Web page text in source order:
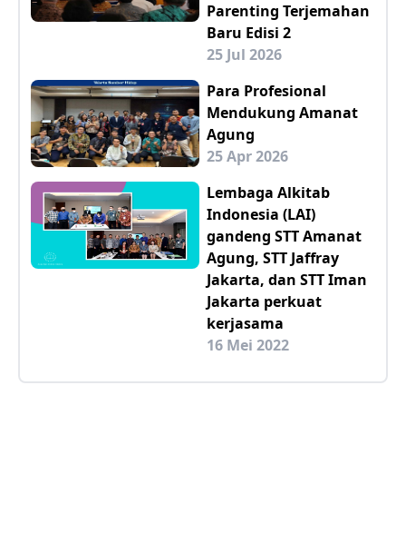
Parenting Terjemahan
Baru Edisi 2
25 Jul 2026
Para Profesional
Mendukung Amanat
Agung
25 Apr 2026
Lembaga Alkitab
Indonesia (LAI)
gandeng STT Amanat
Agung, STT Jaffray
Jakarta, dan STT Iman
Jakarta perkuat
kerjasama
16 Mei 2022